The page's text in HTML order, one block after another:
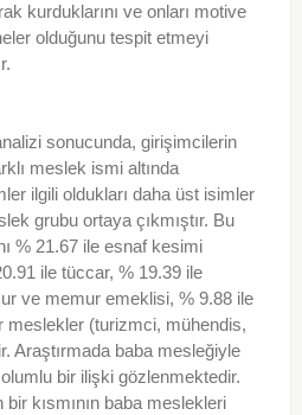
kurduklarını ve onları motive
olduğunu tespit etmeyi
sonucunda, girişimcilerin
meslek ismi altında
ilgili oldukları daha üst isimler
grubu ortaya çıkmıştır. Bu
% 21.67 ile esnaf kesimi
ile tüccar, % 19.39 ile
ve memur emeklisi, % 9.88 ile
meslekler (turizmci, mühendis,
Araştırmada baba mesleğiyle
bir ilişki gözlenmektedir.
kısmının baba meslekleri